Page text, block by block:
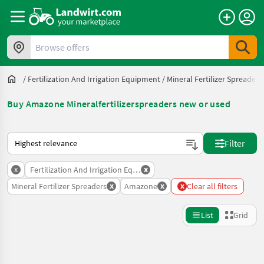
Browse offers
/ Fertilization And Irrigation Equipment / Mineral Fertilizer Spreaders
Buy Amazone Mineralfertilizerspreaders new or used
This is how sorting works on Landwirt.com
Filter
x Fertilization And Irrigation Equipment
x
Mineral Fertilizer Spreaders x Amazone x x Clear all filters
List Grid